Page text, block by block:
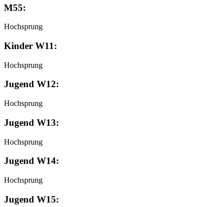
M55:
Hochsprung
Kinder W11:
Hochsprung
Jugend W12:
Hochsprung
Jugend W13:
Hochsprung
Jugend W14:
Hochsprung
Jugend W15: